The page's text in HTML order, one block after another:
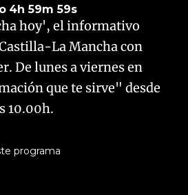
4h 59m 59s
hoy', el informativo
La Mancha con
De lunes a viernes en
que te sirve" desde
10.00h.
programa